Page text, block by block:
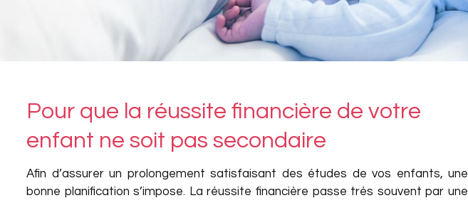
Pour que la réussite financière de votre
enfant ne soit pas secondaire
Afin d’assurer un prolongement satisfaisant des études de vos enfants, une
bonne planification s’impose. La réussite financière passe très souvent par une